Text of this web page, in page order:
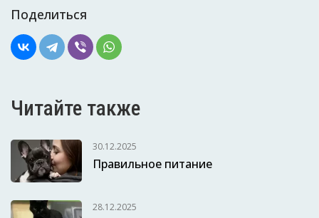
Поделиться
Читайте также
30.12.2025
Правильное питание
28.12.2025